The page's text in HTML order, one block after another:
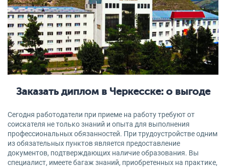
Заказать диплом в Черкесске: о выгоде
Сегодня работодатели при приеме на работу требуют от
соискателя не только знаний и опыта для выполнения
профессиональных обязанностей. При трудоустройстве одним
из обязательных пунктов является предоставление
документов, подтверждающих наличие образования. Вы
специалист, имеете багаж знаний, приобретенных на практике,